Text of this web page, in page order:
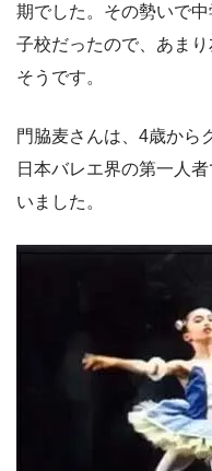
期でした。その勢いで
子校だったので、あま
そうです。
門脇麦さんは、4歳から
日本バレエ界の第一人
いました。